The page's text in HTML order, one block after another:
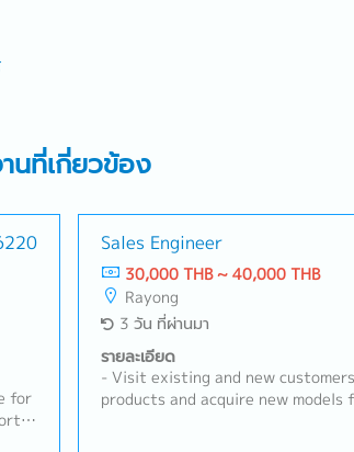
นที่เกี่ยวข้อง
for
Sales Engineer
30,000 THB ~ 40,000 THB
Rayong
3 วัน ที่ผ่านมา
รายละเอียด
- Visit existing and new
products and acquire new